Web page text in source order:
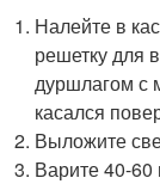
Налейте в
решетку для
дуршлагом с
касался
Выложите
Варите 40-60